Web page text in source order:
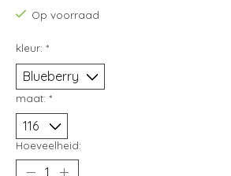
Op voorraad
kleur: *
maat: *
Hoeveelheid: